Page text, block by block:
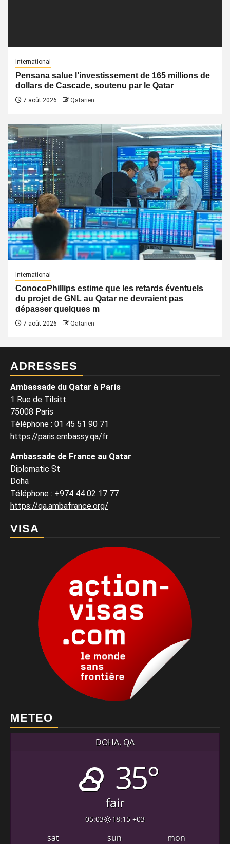
International
Pensana salue l’investissement de 165 millions de
dollars de Cascade, soutenu par le Qatar
7 août 2026 Qatarien
International
ConocoPhillips estime que les retards éventuels
du projet de GNL au Qatar ne devraient pas
dépasser quelques m
7 août 2026 Qatarien
ADRESSES
Ambassade du Qatar à Paris
1 Rue de Tilsitt
75008 Paris
Téléphone : 01 45 51 90 71
https://paris.embassy.qa/fr
Ambassade de France au Qatar
Diplomatic St
Doha
Téléphone : +974 44 02 17 77
https://qa.ambafrance.org/
VISA
METEO
DOHA, QA
35°
fair
05:03 18:15 +03
sat sun mon